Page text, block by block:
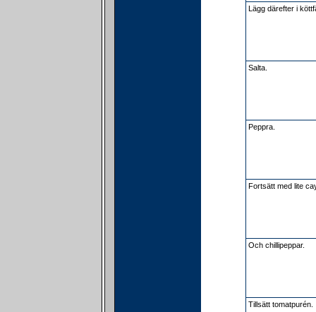
Lägg därefter i
Salta.
Peppra.
Fortsätt med lite
Och chillipeppar.
Tillsätt tomatpurén.